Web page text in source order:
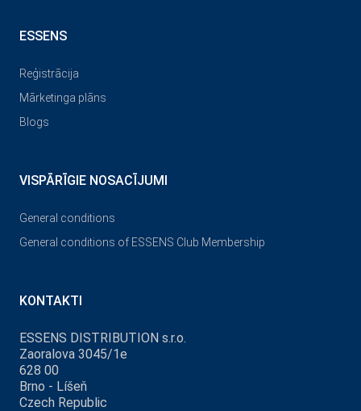
ESSENS
Reģistrācija
Mārketinga plāns
Blogs
VISPĀRĪGIE NOSACĪJUMI
General conditions
General conditions of ESSENS Club Membership
KONTAKTI
ESSENS DISTRIBUTION s.r.o.
Zaoralova 3045/1e
628 00
Brno - Líšeň
Czech Republic